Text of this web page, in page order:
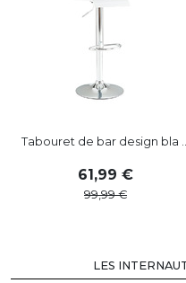
Tabouret de bar design bla ...
61,99
99,99
LES